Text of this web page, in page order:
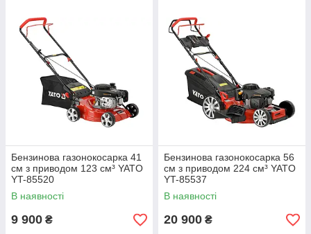
Бензинова газонокосарка 41
см з приводом 123 см³ YATO
YT-85520
В наявності
9 900 ₴
Бензинова газонокосарка 56
см з приводом 224 см³ YATO
YT-85537
В наявності
20 900 ₴